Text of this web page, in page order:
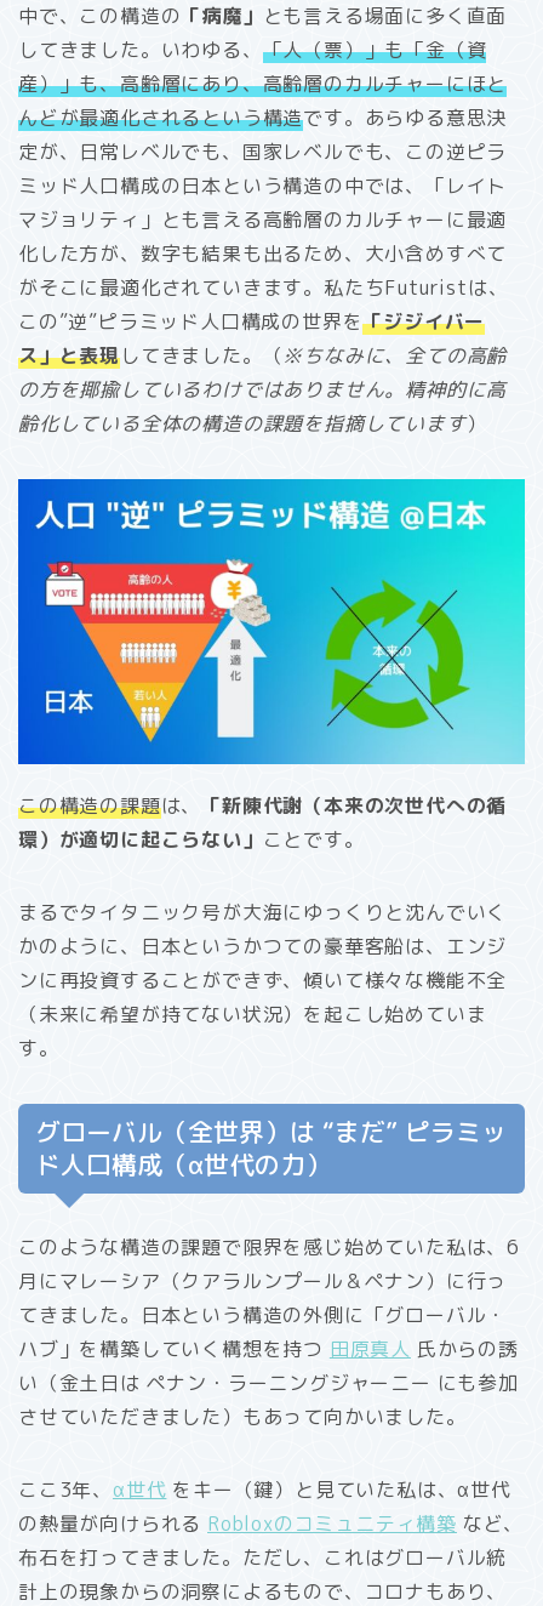
中で、この構造の 「病魔」 とも言える場面に多く直面
してきました。いわゆる、 「人（票）」も「金（資
産）」も、高齢層にあり、高齢層のカルチャーにほと
んどが最適化されるという構造です。あらゆる意思決
定が、日常レベルでも、国家レベルでも、この逆ピラ
ミッド人口構成の日本という構造の中では、「レイト
マジョリティ」とも言える高齢層のカルチャーに最適
化した方が、数字も結果も出るため、大小含めすべて
がそこに最適化されていきます。私たちFuturistは、
この”逆”ピラミッド人口構成の世界を「ジジイバー
ス」と表現してきました。（※ちなみに、全ての高齢
の方を揶揄しているわけではありません。精神的に高
齢化している全体の構造の課題を指摘しています）
この構造の課題は、
「新陳代謝（本来の次世代への循
環）が適切に起こらない」 ことです。
まるでタイタニック号が大海にゆっくりと沈んでいく
かのように、日本というかつての豪華客船は、エンジ
ンに再投資することができず、傾いて様々な機能不全
（未来に希望が持てない状況）を起こし始めていま
す。
グローバル（全世界）は “まだ” ピラミッ
ド人口構成（α世代の力）
このような構造の課題で限界を感じ始めていた私は、6
月にマレーシア（クアラルンプール＆ペナン）に行っ
てきました。日本という構造の外側に「グローバル・
ハブ」を構築していく構想を持つ 田原真人 氏からの誘
い（金土日は ペナン・ラーニングジャーニー にも参加
させていただきました）もあって向かいました。
ここ3年、 α世代 をキー（鍵）と見ていた私は、α世代
の熱量が向けられる Robloxのコミュニティ構築 など、
布石を打ってきました。ただし、これはグローバル統
計上の現象からの洞察によるもので、コロナもあり、